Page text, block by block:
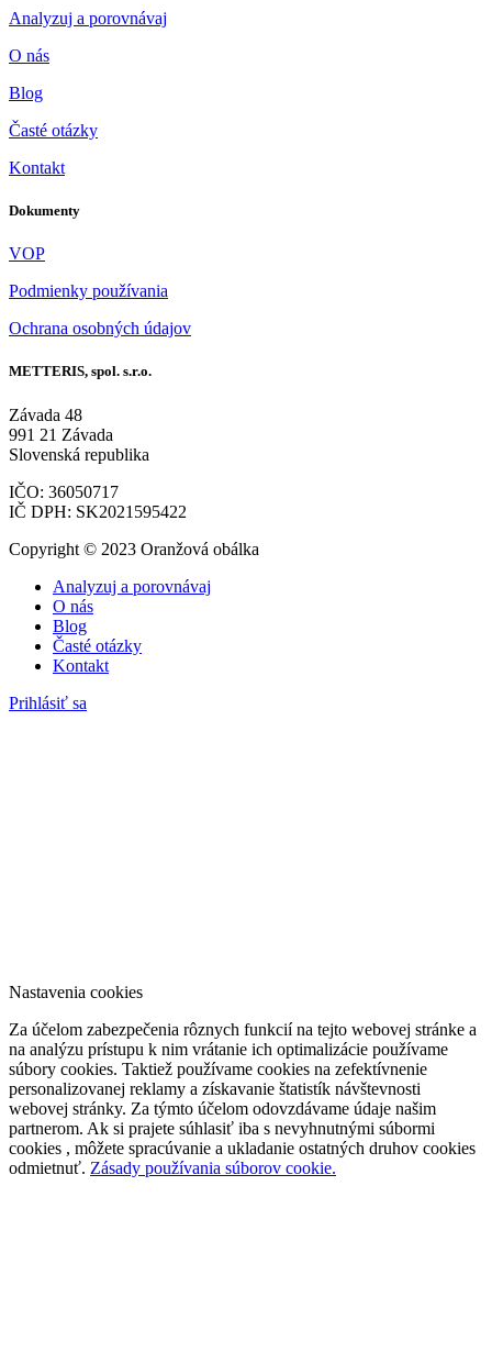
Analyzuj a porovnávaj
O nás
Blog
Časté otázky
Kontakt
Dokumenty
VOP
Podmienky používania
Ochrana osobných údajov
METTERIS, spol. s.r.o.
Závada 48
991 21 Závada
Slovenská republika
IČO: 36050717
IČ DPH: SK2021595422
Copyright © 2023 Oranžová obálka
Analyzuj a porovnávaj
O nás
Blog
Časté otázky
Kontakt
Prihlásiť sa
Nastavenia cookies
Za účelom zabezpečenia rôznych funkcií na tejto webovej stránke a
na analýzu prístupu k nim vrátanie ich optimalizácie používame
súbory cookies. Taktiež používame cookies na zefektívnenie
personalizovanej reklamy a získavanie štatistík návštevnosti
webovej stránky. Za týmto účelom odovzdávame údaje našim
partnerom. Ak si prajete súhlasiť iba s nevyhnutnými súbormi
cookies , môžete spracúvanie a ukladanie ostatných druhov cookies
odmietnuť. Zásady používania súborov cookie.